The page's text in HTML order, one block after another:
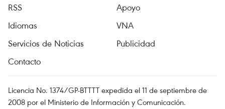
RSS
Apoyo
Idiomas
VNA
Servicios de Noticias
Publicidad
Contacto
Licencia No. 1374/GP-BTTTT expedida el 11 de septiembre de
2008 por el Ministerio de Información y Comunicación.